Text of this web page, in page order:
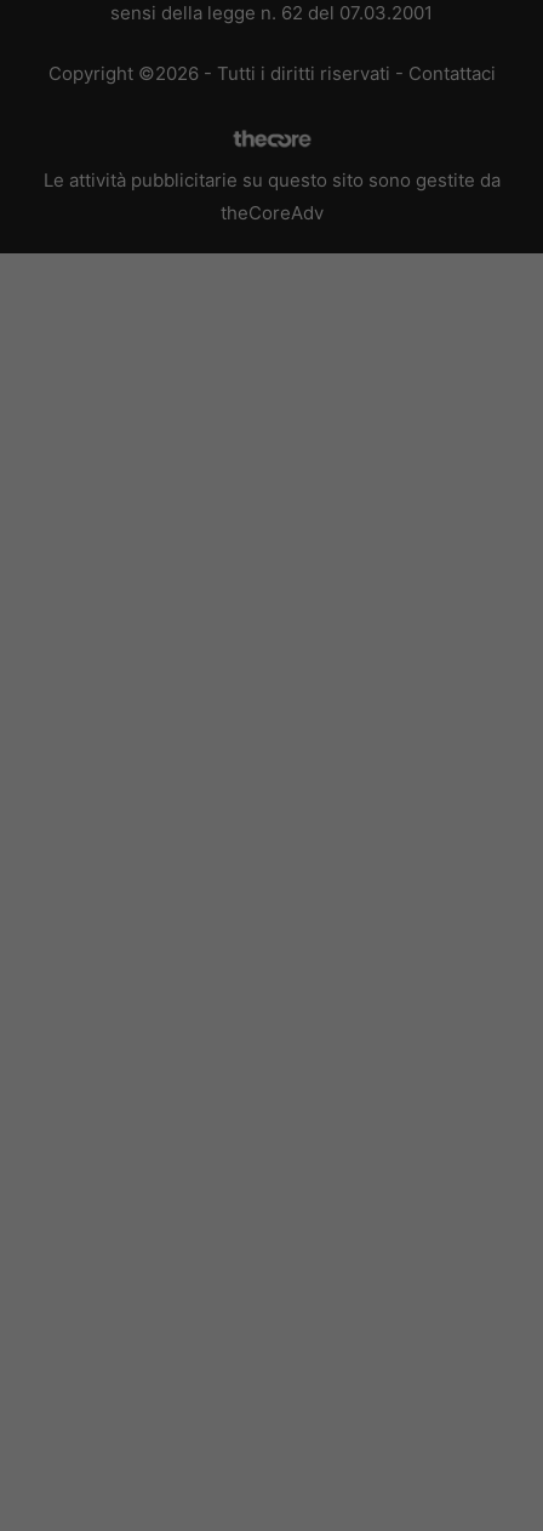
sensi della legge n. 62 del 07.03.2001
Copyright ©2026 - Tutti i diritti riservati - Contattaci
Le attività pubblicitarie su questo sito sono gestite da
theCoreAdv